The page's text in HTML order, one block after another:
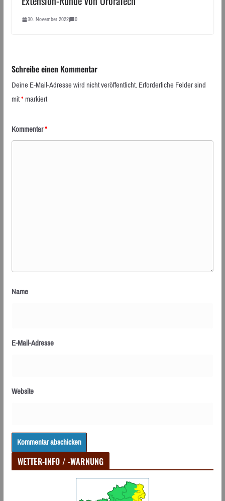
30. November 2022 0
Schreibe einen Kommentar
Deine E-Mail-Adresse wird nicht veröffentlicht.Erforderliche Felder sind
mit*markiert
Kommentar*
Name
E-Mail-Adresse
Website
WETTER-INFO / -WARNUNG